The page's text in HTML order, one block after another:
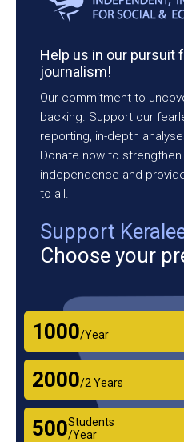
Help us in our pursuit
journalism!
Our commitment to
backing. Support our
reporting, in-depth
Donate now to
independence and
to all.
Support
Choose your
₹1000/Year
₹2000/2 Years
₹500Students
/Year